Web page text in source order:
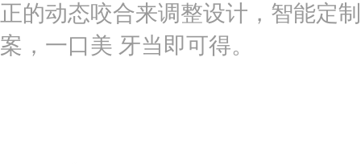
正的动态咬合来调整设计，智能定
案，一口美 牙当即可得。